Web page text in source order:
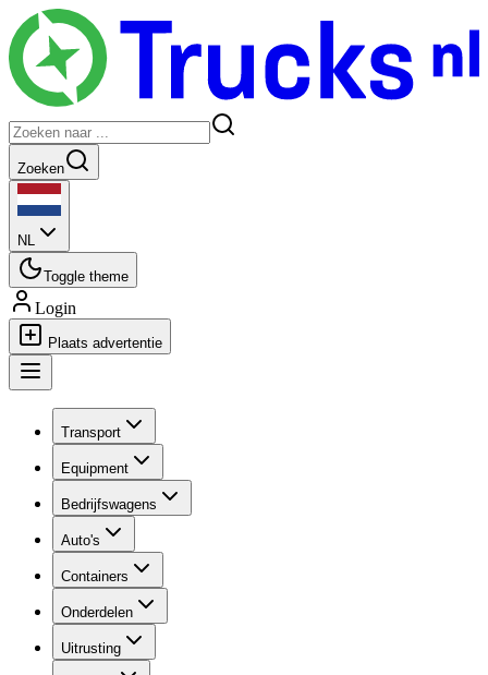
Zoeken
NL
Toggle theme
Login
Plaats advertentie
Transport
Equipment
Bedrijfswagens
Auto's
Containers
Onderdelen
Uitrusting